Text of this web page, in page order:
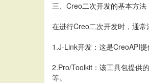
三、Creo二次开发的基本方法
在进行Creo二次开发时，通常
1.J-Link开发：这是CreoAPI
2.Pro/Toolkit：该工具包提供
等。